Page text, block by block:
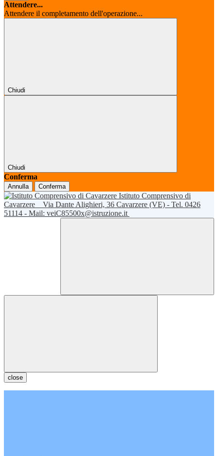
Attendere...
Attendere il completamento dell'operazione...
Chiudi
Chiudi
Conferma
Annulla Conferma
Istituto Comprensivo di
Cavarzere
Via Dante Alighieri, 36 Cavarzere (VE) - Tel. 0426
51114 - Mail: veiC85500x@istruzione.it
close